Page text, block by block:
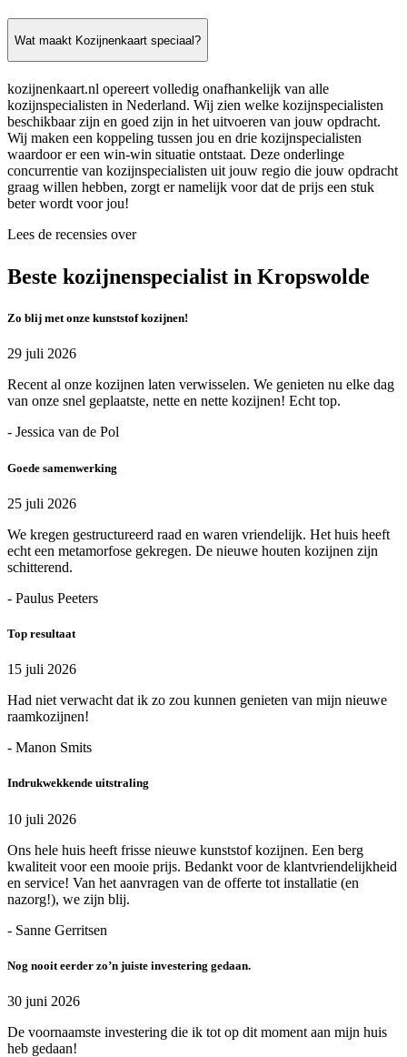
Wat maakt Kozijnenkaart speciaal?
kozijnenkaart.nl opereert volledig onafhankelijk van alle
kozijnspecialisten in Nederland. Wij zien welke kozijnspecialisten
beschikbaar zijn en goed zijn in het uitvoeren van jouw opdracht.
Wij maken een koppeling tussen jou en drie kozijnspecialisten
waardoor er een win-win situatie ontstaat. Deze onderlinge
concurrentie van kozijnspecialisten uit jouw regio die jouw opdracht
graag willen hebben, zorgt er namelijk voor dat de prijs een stuk
beter wordt voor jou!
Lees de recensies over
Beste kozijnenspecialist in Kropswolde
Zo blij met onze kunststof kozijnen!
29 juli 2026
Recent al onze kozijnen laten verwisselen. We genieten nu elke dag
van onze snel geplaatste, nette en nette kozijnen! Echt top.
- Jessica van de Pol
Goede samenwerking
25 juli 2026
We kregen gestructureerd raad en waren vriendelijk. Het huis heeft
echt een metamorfose gekregen. De nieuwe houten kozijnen zijn
schitterend.
- Paulus Peeters
Top resultaat
15 juli 2026
Had niet verwacht dat ik zo zou kunnen genieten van mijn nieuwe
raamkozijnen!
- Manon Smits
Indrukwekkende uitstraling
10 juli 2026
Ons hele huis heeft frisse nieuwe kunststof kozijnen. Een berg
kwaliteit voor een mooie prijs. Bedankt voor de klantvriendelijkheid
en service! Van het aanvragen van de offerte tot installatie (en
nazorg!), we zijn blij.
- Sanne Gerritsen
Nog nooit eerder zo’n juiste investering gedaan.
30 juni 2026
De voornaamste investering die ik tot op dit moment aan mijn huis
heb gedaan!